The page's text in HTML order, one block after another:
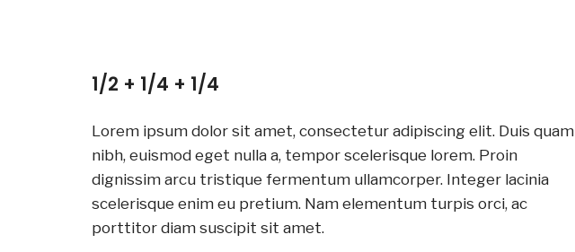
1/2 + 1/4 + 1/4
Lorem ipsum dolor sit amet, consectetur adipiscing elit. Duis quam
nibh, euismod eget nulla a, tempor scelerisque lorem. Proin
dignissim arcu tristique fermentum ullamcorper. Integer lacinia
scelerisque enim eu pretium. Nam elementum turpis orci, ac
porttitor diam suscipit sit amet.